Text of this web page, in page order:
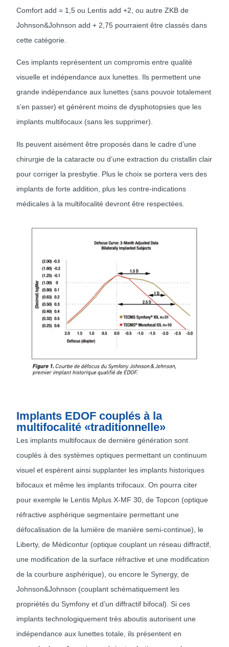
Comfort add = 1,5 ou Lentis add +2, ou autre ZKB de
Johnson&Johnson add + 2,75 pourraient être classés dans
cette catégorie.
Ces implants représentent un compromis entre qualité
visuelle et indépendance aux lunettes. Ils permettent une
grande indépendance aux lunettes (sans pouvoir totalement
s’en passer) et génèrent moins de dysphotopsies que les
implants multifocaux (sans les supprimer).
Ils peuvent aisément être proposés dans le cadre d’une
chirurgie de la cataracte ou d’une extraction du cristallin clair
pour corriger la presbytie. Plus le choix se portera vers des
implants de forte addition, plus les contre-indications
médicales à la multifocalité devront être respectées.
Implants EDOF couplés à la
multifocalité «traditionnelle»
Les implants multifocaux de dernière génération sont
couplés à des systèmes optiques permettant un continuum
visuel et espèrent ainsi supplanter les implants historiques
bifocaux et même les implants trifocaux. On pourra citer
pour exemple le Lentis Mplus X-MF 30, de Topcon (optique
réfractive asphérique segmentaire permettant une
défocalisation de la lumière de manière semi-continue), le
Liberty, de Médicontur (optique couplant un réseau diffractif,
une modification de la surface réfractive et une modification
de la courbure asphérique), ou encore le Synergy, de
Johnson&Johnson (couplant schématiquement les
propriétés du Symfony et d’un diffractif bifocal). Si ces
implants technologiquement très aboutis autorisent une
indépendance aux lunettes totale, ils présentent en